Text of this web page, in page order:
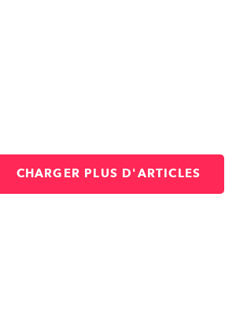
CHARGER PLUS D'ARTICLES